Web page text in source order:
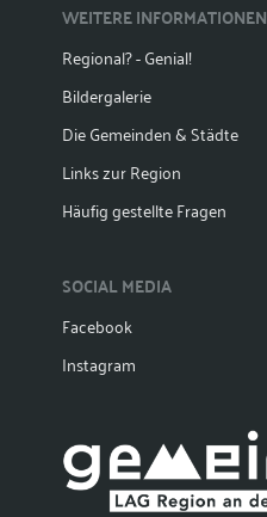
WEITERE INFORMATIONEN
Regional? - Genial!
Bildergalerie
Die Gemeinden & Städte
Links zur Region
Häufig gestellte Fragen
SOCIAL MEDIA
Facebook
Instagram